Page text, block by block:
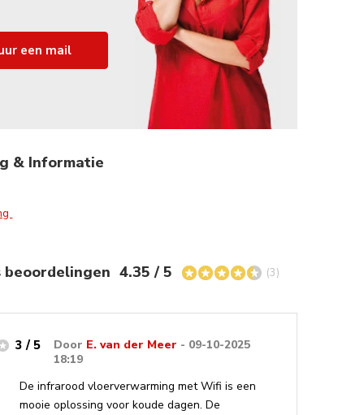
een mail
& Informatie
beoordelingen 4.35 / 5 (3)
Door E. van der Meer - 09-10-2025
18:19
3 / 5
De infrarood vloerverwarming met Wifi is een
mooie oplossing voor koude dagen. De